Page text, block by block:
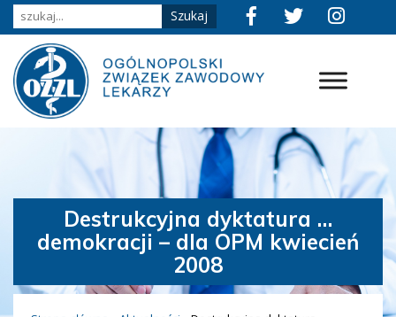
Destrukcyjna dyktatura …
demokracji – dla OPM kwiecień
2008